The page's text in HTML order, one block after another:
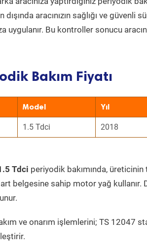
aracınızın sağlığı ve
uygulanır. Bu kontroller sonucu
Bakım Fiyatı
Model Yıl
1.5 Tdci 2018
Tdci periyodik bakımında,
belgesine sahip motor yağ
ve onarım işlemlerini; TS 12047